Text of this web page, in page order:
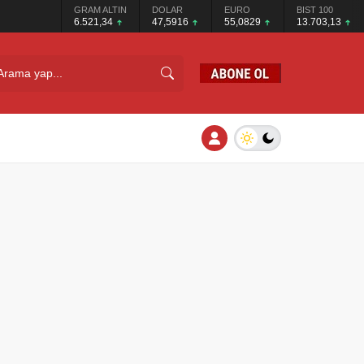
GRAM ALTIN
6.521,34
DOLAR
47,5916
EURO
55,0829
BIST 100
13.703,13